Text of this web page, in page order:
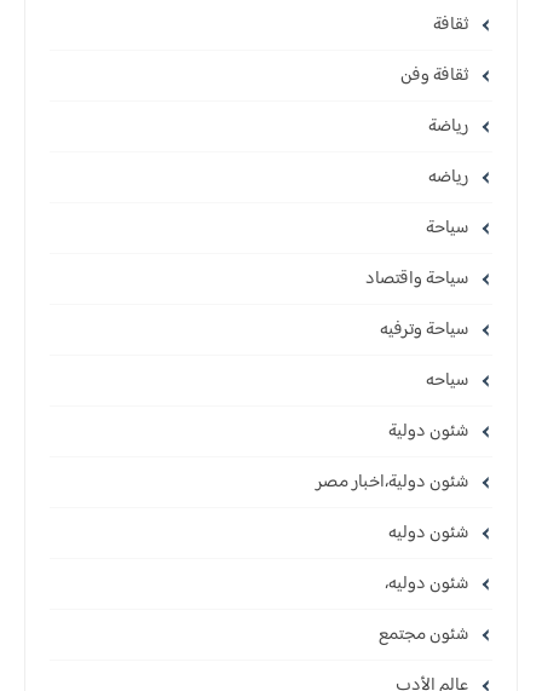
ثقافة
ثقافة وفن
رياضة
رياضه
سياحة
سياحة واقتصاد
سياحة وترفيه
سياحه
شئون دولية
شئون دولية،اخبار مصر
شئون دوليه
شئون دوليه،
شئون مجتمع